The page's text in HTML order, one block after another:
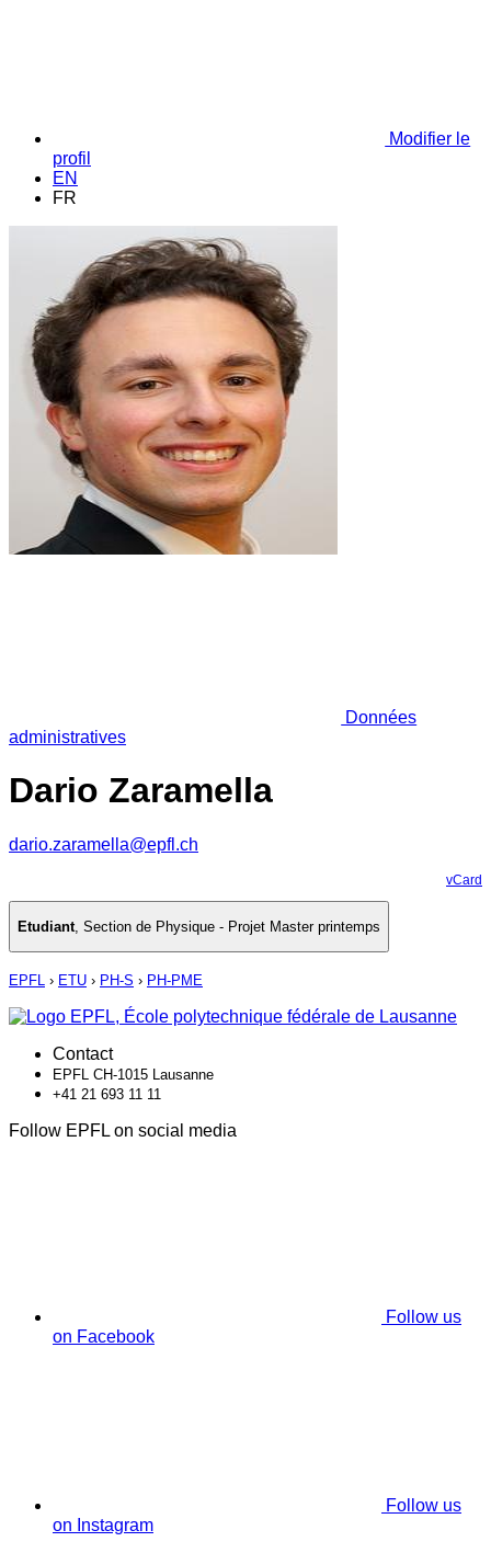
Modifier le
profil
EN
FR
Données
administratives
Dario Zaramella
dario.zaramella@epfl.ch
vCard
Etudiant, Section de Physique - Projet Master printemps
EPFL › ETU › PH-S › PH-PME
Contact
EPFL CH-1015 Lausanne
+41 21 693 11 11
Follow EPFL on social media
Follow us
on Facebook
Follow us
on Instagram